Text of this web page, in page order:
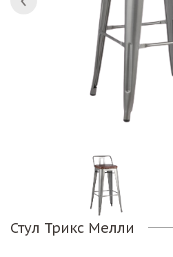
Стул Трикс Мелли